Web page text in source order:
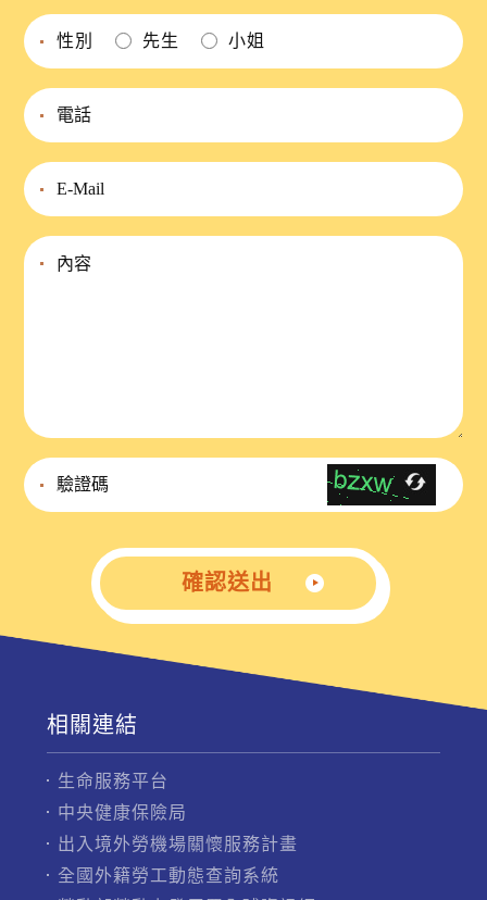
性別 先生 小姐
確認送出
相關連結
生命服務平台
中央健康保險局
出入境外勞機場關懷服務計畫
全國外籍勞工動態查詢系統